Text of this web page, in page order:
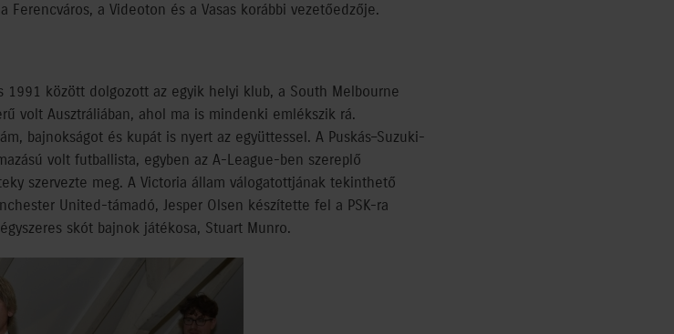
a Videoton és a Vasas korábbi vezetőedzője.
1991 között dolgozott az egyik helyi klub, a South Melbourne
volt Ausztráliában, ahol ma is mindenki emlékszik rá.
bajnokságot és kupát is nyert az együttessel. A Puskás–Suzuki-
volt futballista, egyben az A-League-ben szereplő
szervezte meg. A Victoria állam válogatottjának tekinthető
United-támadó, Jesper Olsen készítette fel a PSK-ra
skót bajnok játékosa, Stuart Munro.